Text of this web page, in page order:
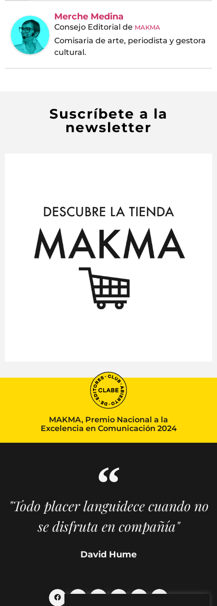
Merche Medina
Consejo Editorial de MAKMA
Comisaria de arte, periodista y gestora
cultural.
Suscríbete a la
newsletter
MAKMA, Premio Nacional a la
Excelencia en Comunicación 2024
"Todo placer languidece cuando no
se disfruta en compañía"
David Hume